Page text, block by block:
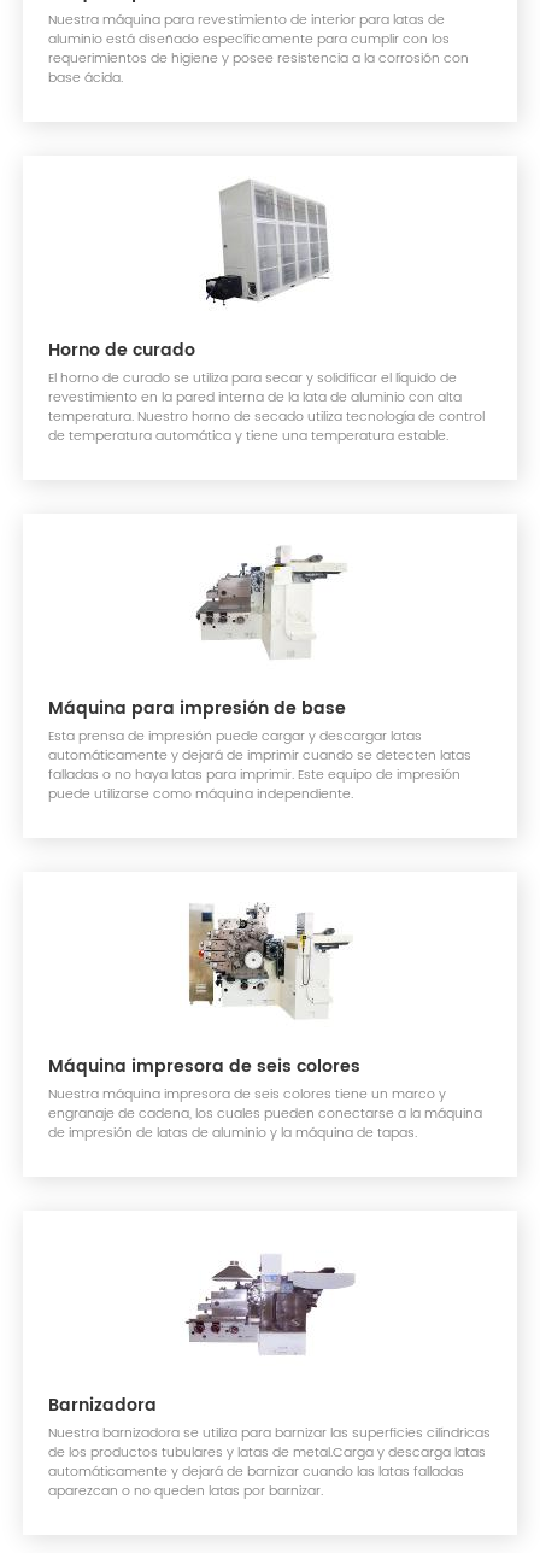
Nuestra máquina para revestimiento de interior para latas de
aluminio está diseñado específicamente para cumplir con los
requerimientos de higiene y posee resistencia a la corrosión con
base ácida.
Horno de curado
El horno de curado se utiliza para secar y solidificar el líquido de
revestimiento en la pared interna de la lata de aluminio con alta
temperatura. Nuestro horno de secado utiliza tecnología de control
de temperatura automática y tiene una temperatura estable.
Máquina para impresión de base
Esta prensa de impresión puede cargar y descargar latas
automáticamente y dejará de imprimir cuando se detecten latas
falladas o no haya latas para imprimir. Este equipo de impresión
puede utilizarse como máquina independiente.
Máquina impresora de seis colores
Nuestra máquina impresora de seis colores tiene un marco y
engranaje de cadena, los cuales pueden conectarse a la máquina
de impresión de latas de aluminio y la máquina de tapas.
Barnizadora
Nuestra barnizadora se utiliza para barnizar las superficies cilíndricas
de los productos tubulares y latas de metal.Carga y descarga latas
automáticamente y dejará de barnizar cuando las latas falladas
aparezcan o no queden latas por barnizar.